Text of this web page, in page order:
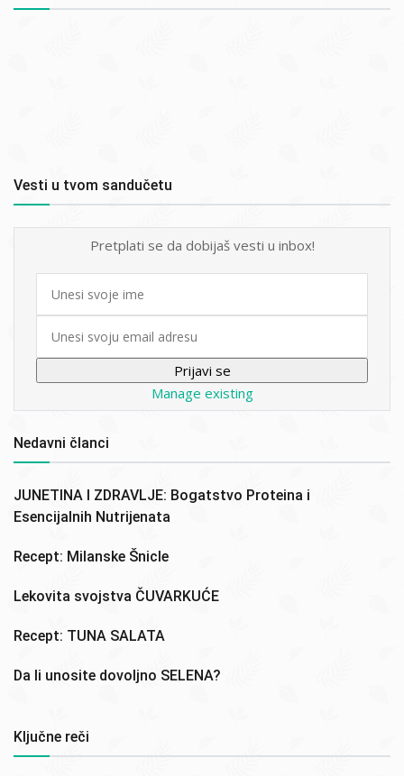
Vesti u tvom sandučetu
Pretplati se da dobijaš vesti u inbox!
First
Manage existing
Nedavni članci
JUNETINA I ZDRAVLJE: Bogatstvo Proteina i
Esencijalnih Nutrijenata
Recept: Milanske Šnicle
Lekovita svojstva ČUVARKUĆE
Recept: TUNA SALATA
Da li unosite dovoljno SELENA?
Ključne reči